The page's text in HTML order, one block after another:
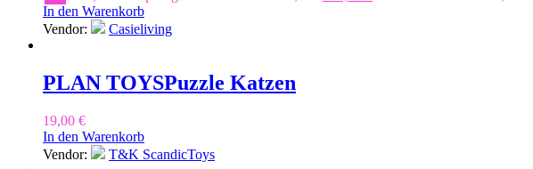
In den Warenkorb
Vendor:
Casieliving
PLAN TOYSPuzzle Katzen
19,00 €
In den Warenkorb
Vendor:
T&K ScandicToys